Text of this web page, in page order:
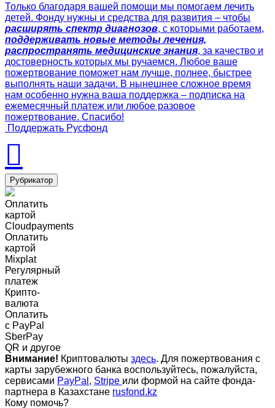
Только благодаря вашей помощи мы помогаем лечить
детей. Фонду нужны и средства для развития – чтобы
расширять спектр диагнозов, с которыми работаем,
поддерживать новые методы лечения,
распространять медицинские знания, за качество и
достоверность которых мы ручаемся. Любое ваше
пожертвование поможет нам лучше, полнее, быстрее
выполнять наши задачи. В нынешнее сложное время
нам особенно нужна ваша поддержка – подписка на
ежемесячный платеж или любое разовое
пожертвование. Спасибо!
Поддержать Русфонд
Рубрикатор
Оплатить
картой
Cloudpayments
Оплатить
картой
Mixplat
Регулярный
платеж
Крипто-
валюта
Оплатить
c PayPal
SberPay
QR и другое
Внимание! Криптовалюты здесь. Для пожертвования с
карты зарубежного банка воспользуйтесь, пожалуйста,
сервисами PayPal , Stripe или формой на сайте фонда-
партнера в Казахстане rusfond.kz
Кому помочь?